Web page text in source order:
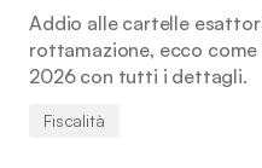
Addio alle cartelle
rottamazione, ecco
2026 con tutti i dettagli.
Fiscalità